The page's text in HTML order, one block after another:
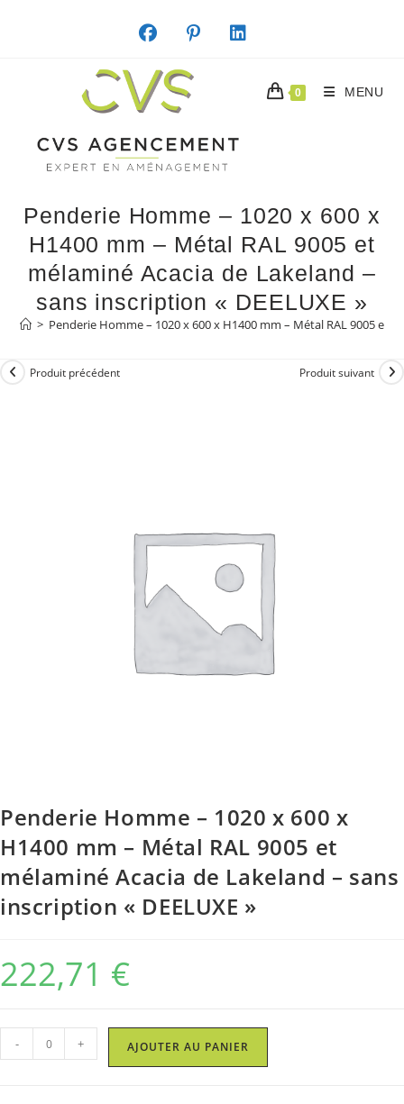
0 MENU
Penderie Homme – 1020 x 600 x
H1400 mm – Métal RAL 9005 et
mélaminé Acacia de Lakeland –
sans inscription « DEELUXE »
> Penderie Homme – 1020 x 600 x H1400 mm – Métal RAL 9005 et
Produit précédent Produit suivant
Penderie Homme – 1020 x 600 x
H1400 mm – Métal RAL 9005 et
mélaminé Acacia de Lakeland – sans
inscription « DEELUXE »
222,71 €
quantité
de
- + AJOUTER AU PANIER